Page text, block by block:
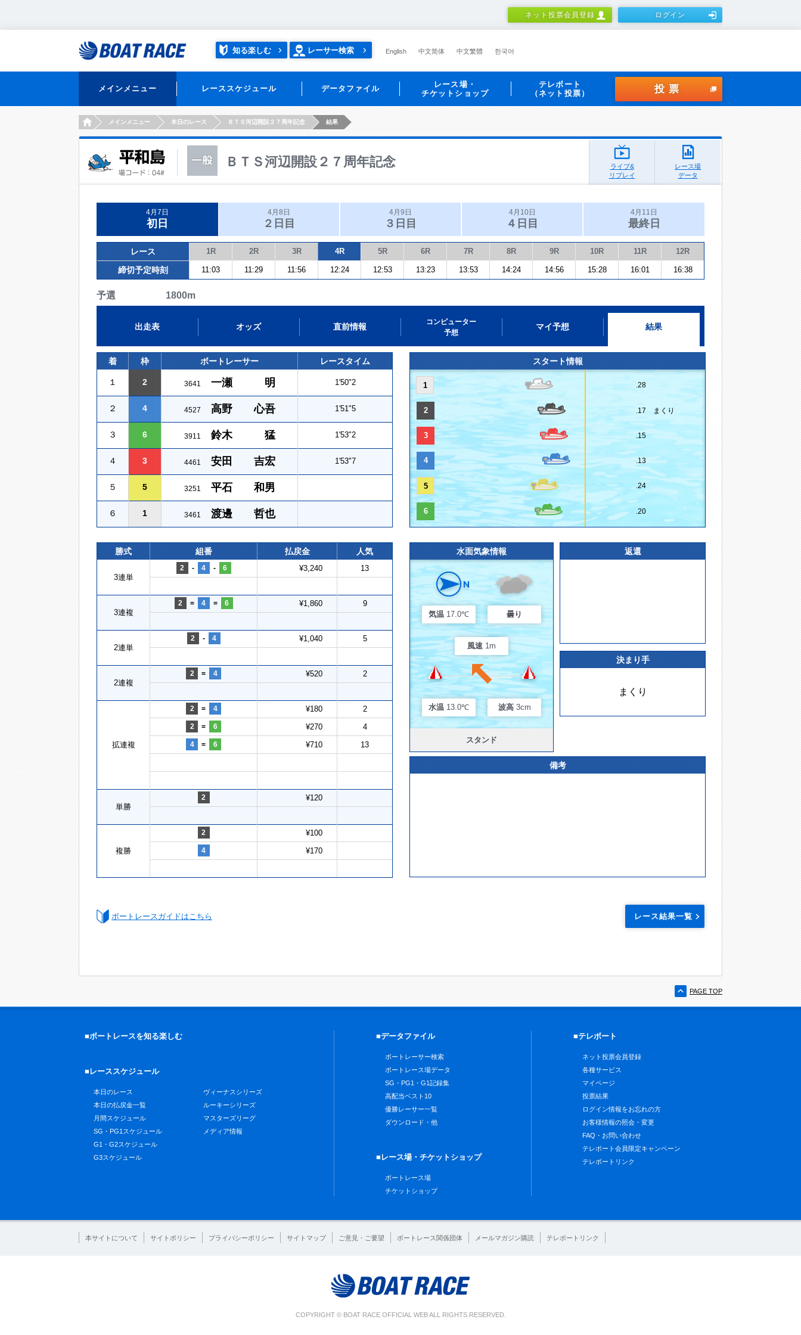
ネット投票会員登録 ログイン
知る楽しむ レーサー検索 English 中文简体 中文繁體 한국어
メインメニュー レーススケジュール データファイル
レース場・
チケットショップ
テレボート
（ネット投票）
投票
HOMEメインメニュー 本日のレース ＢＴＳ河辺開設２７周年記念 結果
ＢＴＳ河辺開設２７周年記念
ライブ&
リプレイ
レース場
データ
4月7日
初日
4月8日
２日目
4月9日
３日目
4月10日
４日目
4月11日
最終日
レース 1R 2R 3R 4R 5R 6R 7R 8R 9R 10R 11R 12R
締切予定時刻 11:03 11:29 11:56 12:24 12:53 13:23 13:53 14:24 14:56 15:28 16:01 16:38
予選 1800m
出走表 オッズ 直前情報
コンピューター
予想
マイ予想 結果
着 枠 ボートレーサー レースタイム
１ 2 3641 一瀬 明 1'50"2
２ 4 4527 高野 心吾 1'51"5
３ 6 3911 鈴木 猛 1'53"2
４ 3 4461 安田 吉宏 1'53"7
５ 5 3251 平石 和男
６ 1 3461 渡邊 哲也
スタート情報
1 .28
2 .17 まくり
3 .15
4 .13
5 .24
6 .20
勝式 組番 払戻金 人気
3連単
2 - 4 - 6 ¥3,240 13
3連複
2 = 4 = 6 ¥1,860 9
2連単
2 - 4 ¥1,040 5
2連複
2 = 4 ¥520 2
拡連複
2 = 4 ¥180 2
2 = 6 ¥270 4
4 = 6 ¥710 13
単勝
2 ¥120
複勝
2 ¥100
4 ¥170
水面気象情報
気温 17.0℃ 曇り
風速 1m
水温 13.0℃ 波高 3cm
スタンド
返還
決まり手
まくり
備考
ボートレースガイドはこちら レース結果一覧
PAGE TOP
■ボートレースを知る楽しむ
■レーススケジュール
本日のレース
本日の払戻金一覧
月間スケジュール
SG・PG1スケジュール
G1・G2スケジュール
G3スケジュール
ヴィーナスシリーズ
ルーキーシリーズ
マスターズリーグ
メディア情報
■データファイル
ボートレーサー検索
ボートレース場データ
SG・PG1・G1記録集
高配当ベスト10
優勝レーサー一覧
ダウンロード・他
■レース場・チケットショップ
ボートレース場
チケットショップ
■テレボート
ネット投票会員登録
各種サービス
マイページ
投票結果
ログイン情報をお忘れの方
お客様情報の照会・変更
FAQ・お問い合わせ
テレボート会員限定キャンペーン
テレボートリンク
本サイトについて サイトポリシー プライバシーポリシー サイトマップ ご意見・ご要望 ボートレース関係団体 メールマガジン購読 テレボートリンク
COPYRIGHT © BOAT RACE OFFICIAL WEB ALL RIGHTS RESERVED.